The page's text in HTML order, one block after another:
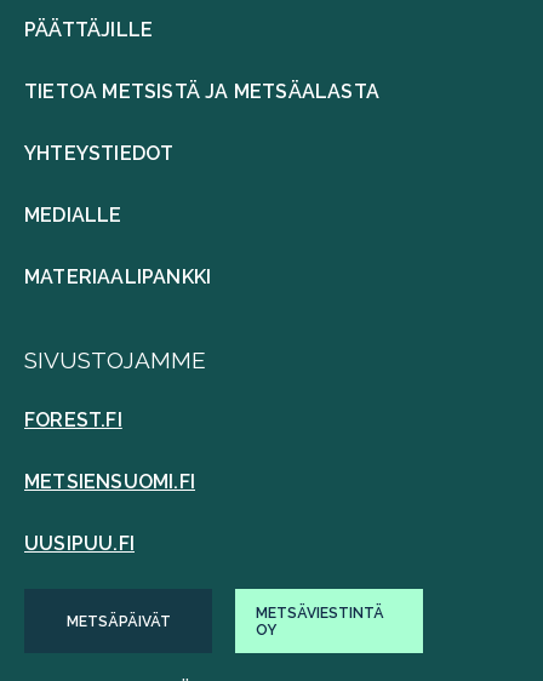
PÄÄTTÄJILLE
TIETOA METSISTÄ JA METSÄALASTA
YHTEYSTIEDOT
MEDIALLE
MATERIAALIPANKKI
SIVUSTOJAMME
FOREST.FI
METSIENSUOMI.FI
UUSIPUU.FI
METSÄPÄIVÄT
METSÄVIESTINTÄ
OY